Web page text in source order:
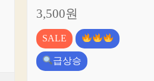
3,500원
SALE
급상승